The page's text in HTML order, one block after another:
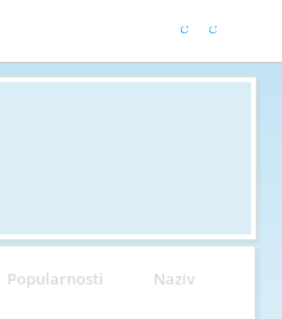
Popularnosti Naziv